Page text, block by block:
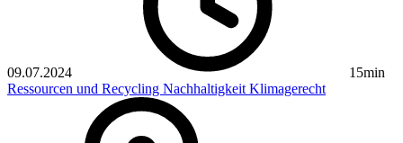
09.07.2024
15min
Ressourcen und Recycling Nachhaltigkeit Klimagerecht